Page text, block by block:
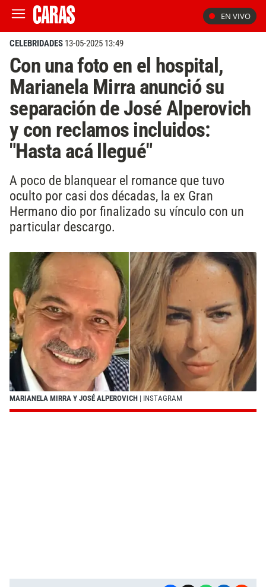
EN VIVO
CELEBRIDADES 13-05-2025 13:49
Con una foto en el hospital,
Marianela Mirra anunció su
separación de José Alperovich
y con reclamos incluidos:
"Hasta acá llegué"
A poco de blanquear el romance que tuvo
oculto por casi dos décadas, la ex Gran
Hermano dio por finalizado su vínculo con un
particular descargo.
MARIANELA MIRRA Y JOSÉ ALPEROVICH | INSTAGRAM